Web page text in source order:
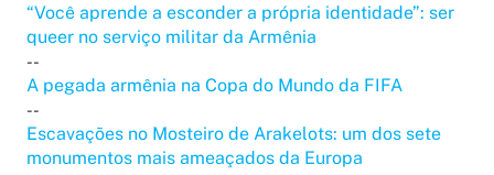
“Você aprende a esconder a própria identidade”: ser
queer no serviço militar da Armênia
--
A pegada armênia na Copa do Mundo da FIFA
--
Escavações no Mosteiro de Arakelots: um dos sete
monumentos mais ameaçados da Europa